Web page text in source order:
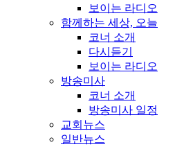
보이는 라디오
함께하는 세상, 오늘
코너 소개
다시듣기
보이는 라디오
방송미사
코너 소개
방송미사 일정
교회뉴스
일반뉴스